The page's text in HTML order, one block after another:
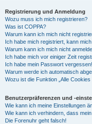
Registrierung und Anmeldung
Wozu muss ich mich registrieren?
Was ist COPPA?
Warum kann ich mich nicht
Ich habe mich registriert, kann
Warum kann ich mich nicht
Ich habe mich vor einiger Zeit
Ich habe mein Passwort vergessen!
Warum werde ich automatisch
Wozu ist die Funktion „Alle Cookies
Benutzerpräferenzen und -
Wie kann ich meine Einstellungen
Wie kann ich verhindern, dass
Die Forenuhr geht falsch!